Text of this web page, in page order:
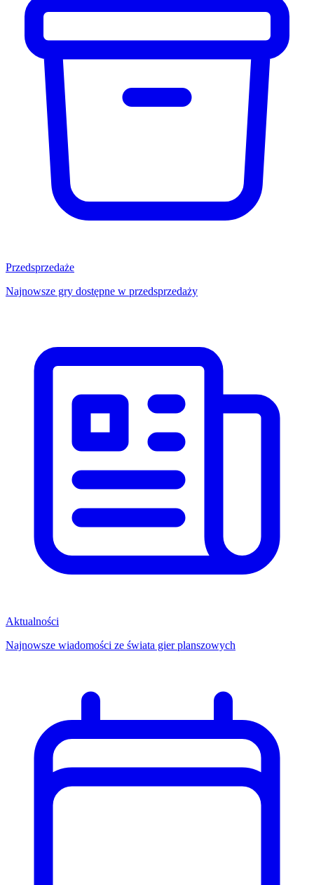
Przedsprzedaże
Najnowsze gry dostępne w przedsprzedaży
Aktualności
Najnowsze wiadomości ze świata gier planszowych